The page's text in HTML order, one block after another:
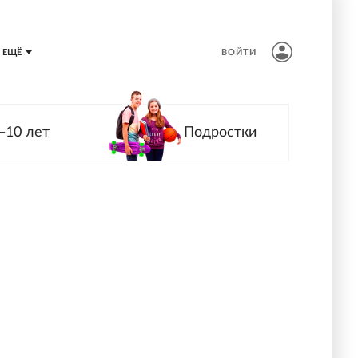
ЕЩЁ ВОЙТИ
лет Подростки